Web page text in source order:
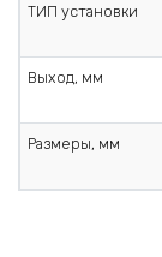
ТИП установки
Выход, мм
Размеры, мм